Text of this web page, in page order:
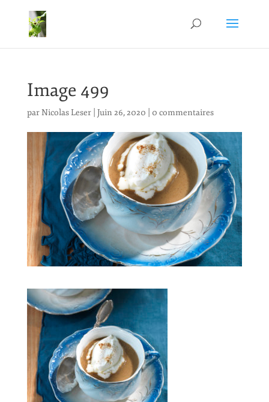
Image 499
parNicolas Leser| Juin 26, 2020 0 commentaires